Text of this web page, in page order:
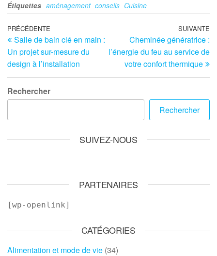
Étiquettes aménagement conseils Cuisine
Navigation
de
l’article
Article
précédent
PRÉCÉDENTE
Salle de bain clé en main :
Un projet sur-mesure du
design à l’installation
SUIVANTE
Cheminée génératrice :
l’énergie du feu au service de
votre confort thermique
Rechercher
Rechercher
SUIVEZ-NOUS
PARTENAIRES
[wp-openlink]
CATÉGORIES
Alimentation et mode de vie (34)